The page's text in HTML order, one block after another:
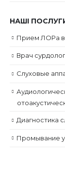
НАШІ
Прием ЛОРа в
Врач сурдолог
Слуховые
Диагностика
Промывание